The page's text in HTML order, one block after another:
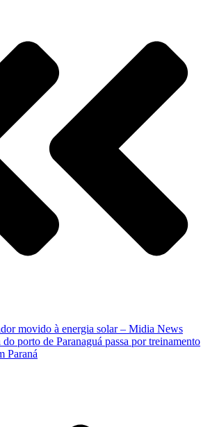
movido à energia solar – Midia News
porto de Paranaguá passa por treinamento
Paraná